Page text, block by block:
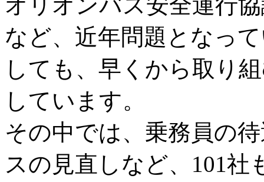
など、近年問題となっ
しても、早くから取り
しています。
その中では、乗務員の
スの見直しなど、101社